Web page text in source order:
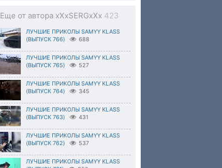
Еще от автора xXxSERGxXx 423
ЛУЧШИЕ ПРИКОЛЫ SAMYY KLASS
(ВЫПУСК 766)
688
ЛУЧШИЕ ПРИКОЛЫ SAMYY KLASS
(ВЫПУСК 765)
527
ЛУЧШИЕ ПРИКОЛЫ SAMYY KLASS
(ВЫПУСК 764)
345
ЛУЧШИЕ ПРИКОЛЫ SAMYY KLASS
(ВЫПУСК 763)
431
ЛУЧШИЕ ПРИКОЛЫ SAMYY KLASS
(ВЫПУСК 762)
537
ЛУЧШИЕ ПРИКОЛЫ SAMYY KLASS